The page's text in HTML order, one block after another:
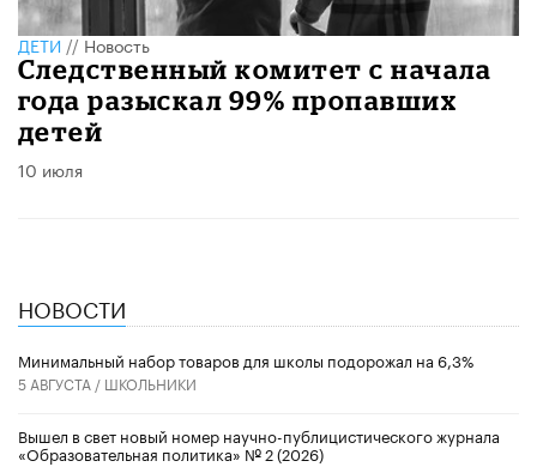
ДЕТИ//Новость
Следственный комитет с начала
года разыскал 99% пропавших
детей
10 июля
НОВОСТИ
Минимальный набор товаров для школы подорожал на 6,3%
5 АВГУСТА / ШКОЛЬНИКИ
Вышел в свет новый номер научно-публицистического журнала
«Образовательная политика» № 2 (2026)